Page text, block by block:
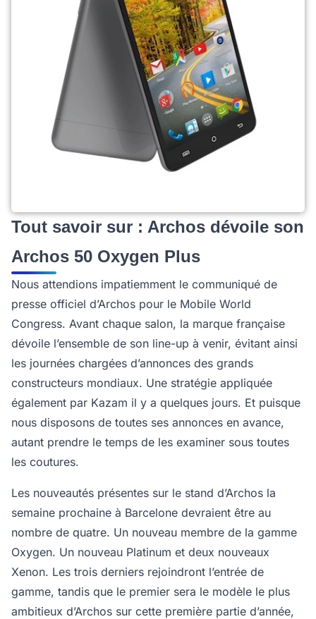
Tout savoir sur : Archos dévoile son
Archos 50 Oxygen Plus
Nous attendions impatiemment le communiqué de
presse officiel d’Archos pour le Mobile World
Congress. Avant chaque salon, la marque française
dévoile l’ensemble de son line-up à venir, évitant ainsi
les journées chargées d’annonces des grands
constructeurs mondiaux. Une stratégie appliquée
également par Kazam il y a quelques jours. Et puisque
nous disposons de toutes ses annonces en avance,
autant prendre le temps de les examiner sous toutes
les coutures.
Les nouveautés présentes sur le stand d’Archos la
semaine prochaine à Barcelone devraient être au
nombre de quatre. Un nouveau membre de la gamme
Oxygen. Un nouveau Platinum et deux nouveaux
Xenon. Les trois derniers rejoindront l’entrée de
gamme, tandis que le premier sera le modèle le plus
ambitieux d’Archos sur cette première partie d’année,